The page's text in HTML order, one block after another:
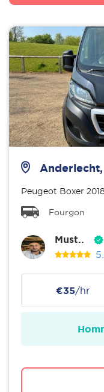
Peugeot Boxer
Fourgon
Must..
€35/hr